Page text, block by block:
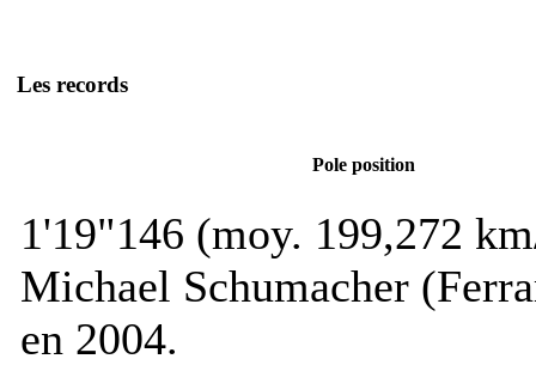
Les records
Pole position
1'19"146 (moy. 199,272
Michael Schumacher
en 2004.